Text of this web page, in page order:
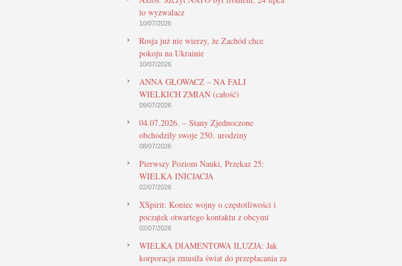
to wyzwalacz
10/07/2026
Rosja już nie wierzy, że Zachód chce
pokoju na Ukrainie
10/07/2026
ANNA GŁOWACZ – NA FALI
WIELKICH ZMIAN (całość)
09/07/2026
04.07.2026. – Stany Zjednoczone
obchodziły swoje 250. urodziny
08/07/2026
Pierwszy Poziom Nauki, Przekaz 25:
WIELKA INICJACJA
02/07/2026
XSpirit: Koniec wojny o częstotliwości i
początek otwartego kontaktu z obcymi
02/07/2026
WIELKA DIAMENTOWA ILUZJA: Jak
korporacja zmusiła świat do przepłacania za